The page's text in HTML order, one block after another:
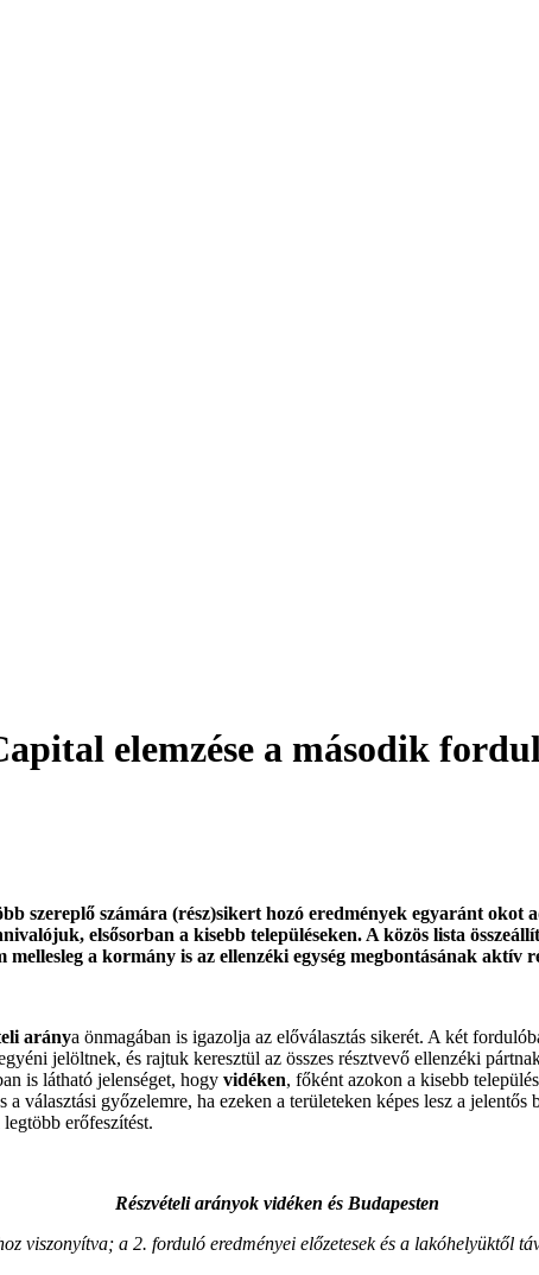
elemzése a második
szereplő számára (rész)sikert hozó eredmények egyaránt
elsősorban a kisebb településeken. A közös lista
a kormány is az ellenzéki egység megbontásának aktív
aránya önmagában is igazolja az előválasztás sikerét. A két
jelöltnek, és rajtuk keresztül az összes résztvevő ellenzéki
is látható jelenséget, hogy vidéken, főként azokon a kisebb
a választási győzelemre, ha ezeken a területeken képes lesz a
erőfeszítést.
Részvételi arányok vidéken és Budapesten
viszonyítva; a 2. forduló eredményei előzetesek és a lakóhelyüktől